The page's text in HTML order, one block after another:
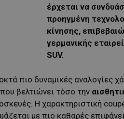
έρχεται να
προηγμένη
κίνησης,
γερμανικής
SUV.
πιο δυναμικές αναλογίες
βελτιώνει τόσο την
Η χαρακτηριστική
με πιο καθαρές